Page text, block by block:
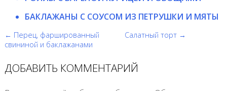
БАКЛАЖАНЫ С СОУСОМ ИЗ ПЕТРУШКИ И МЯТЫ
← Перец, фаршированный
свининой и баклажанами
Салатный торт →
ДОБАВИТЬ КОММЕНТАРИЙ